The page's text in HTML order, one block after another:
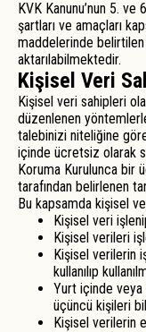
KVK Kanunu’nun 5.
şartları ve amaçları
maddelerinde
aktarılabilmektedir.
Kişisel Veri
Kişisel veri sahipleri
düzenlenen
talebinizi niteliğine
içinde ücretsiz olarak
Koruma Kurulunca bir
tarafından belirlenen
Bu kapsamda kişisel
Kişisel veri
Kişisel verileri
Kişisel verilerin
kullanılıp
Yurt içinde veya
üçüncü kişileri
Kişisel verilerin